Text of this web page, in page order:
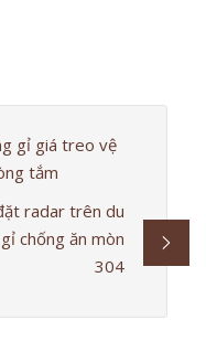
gỉ giá treo vệ
tắm
radar trên du
chống ăn mòn
304